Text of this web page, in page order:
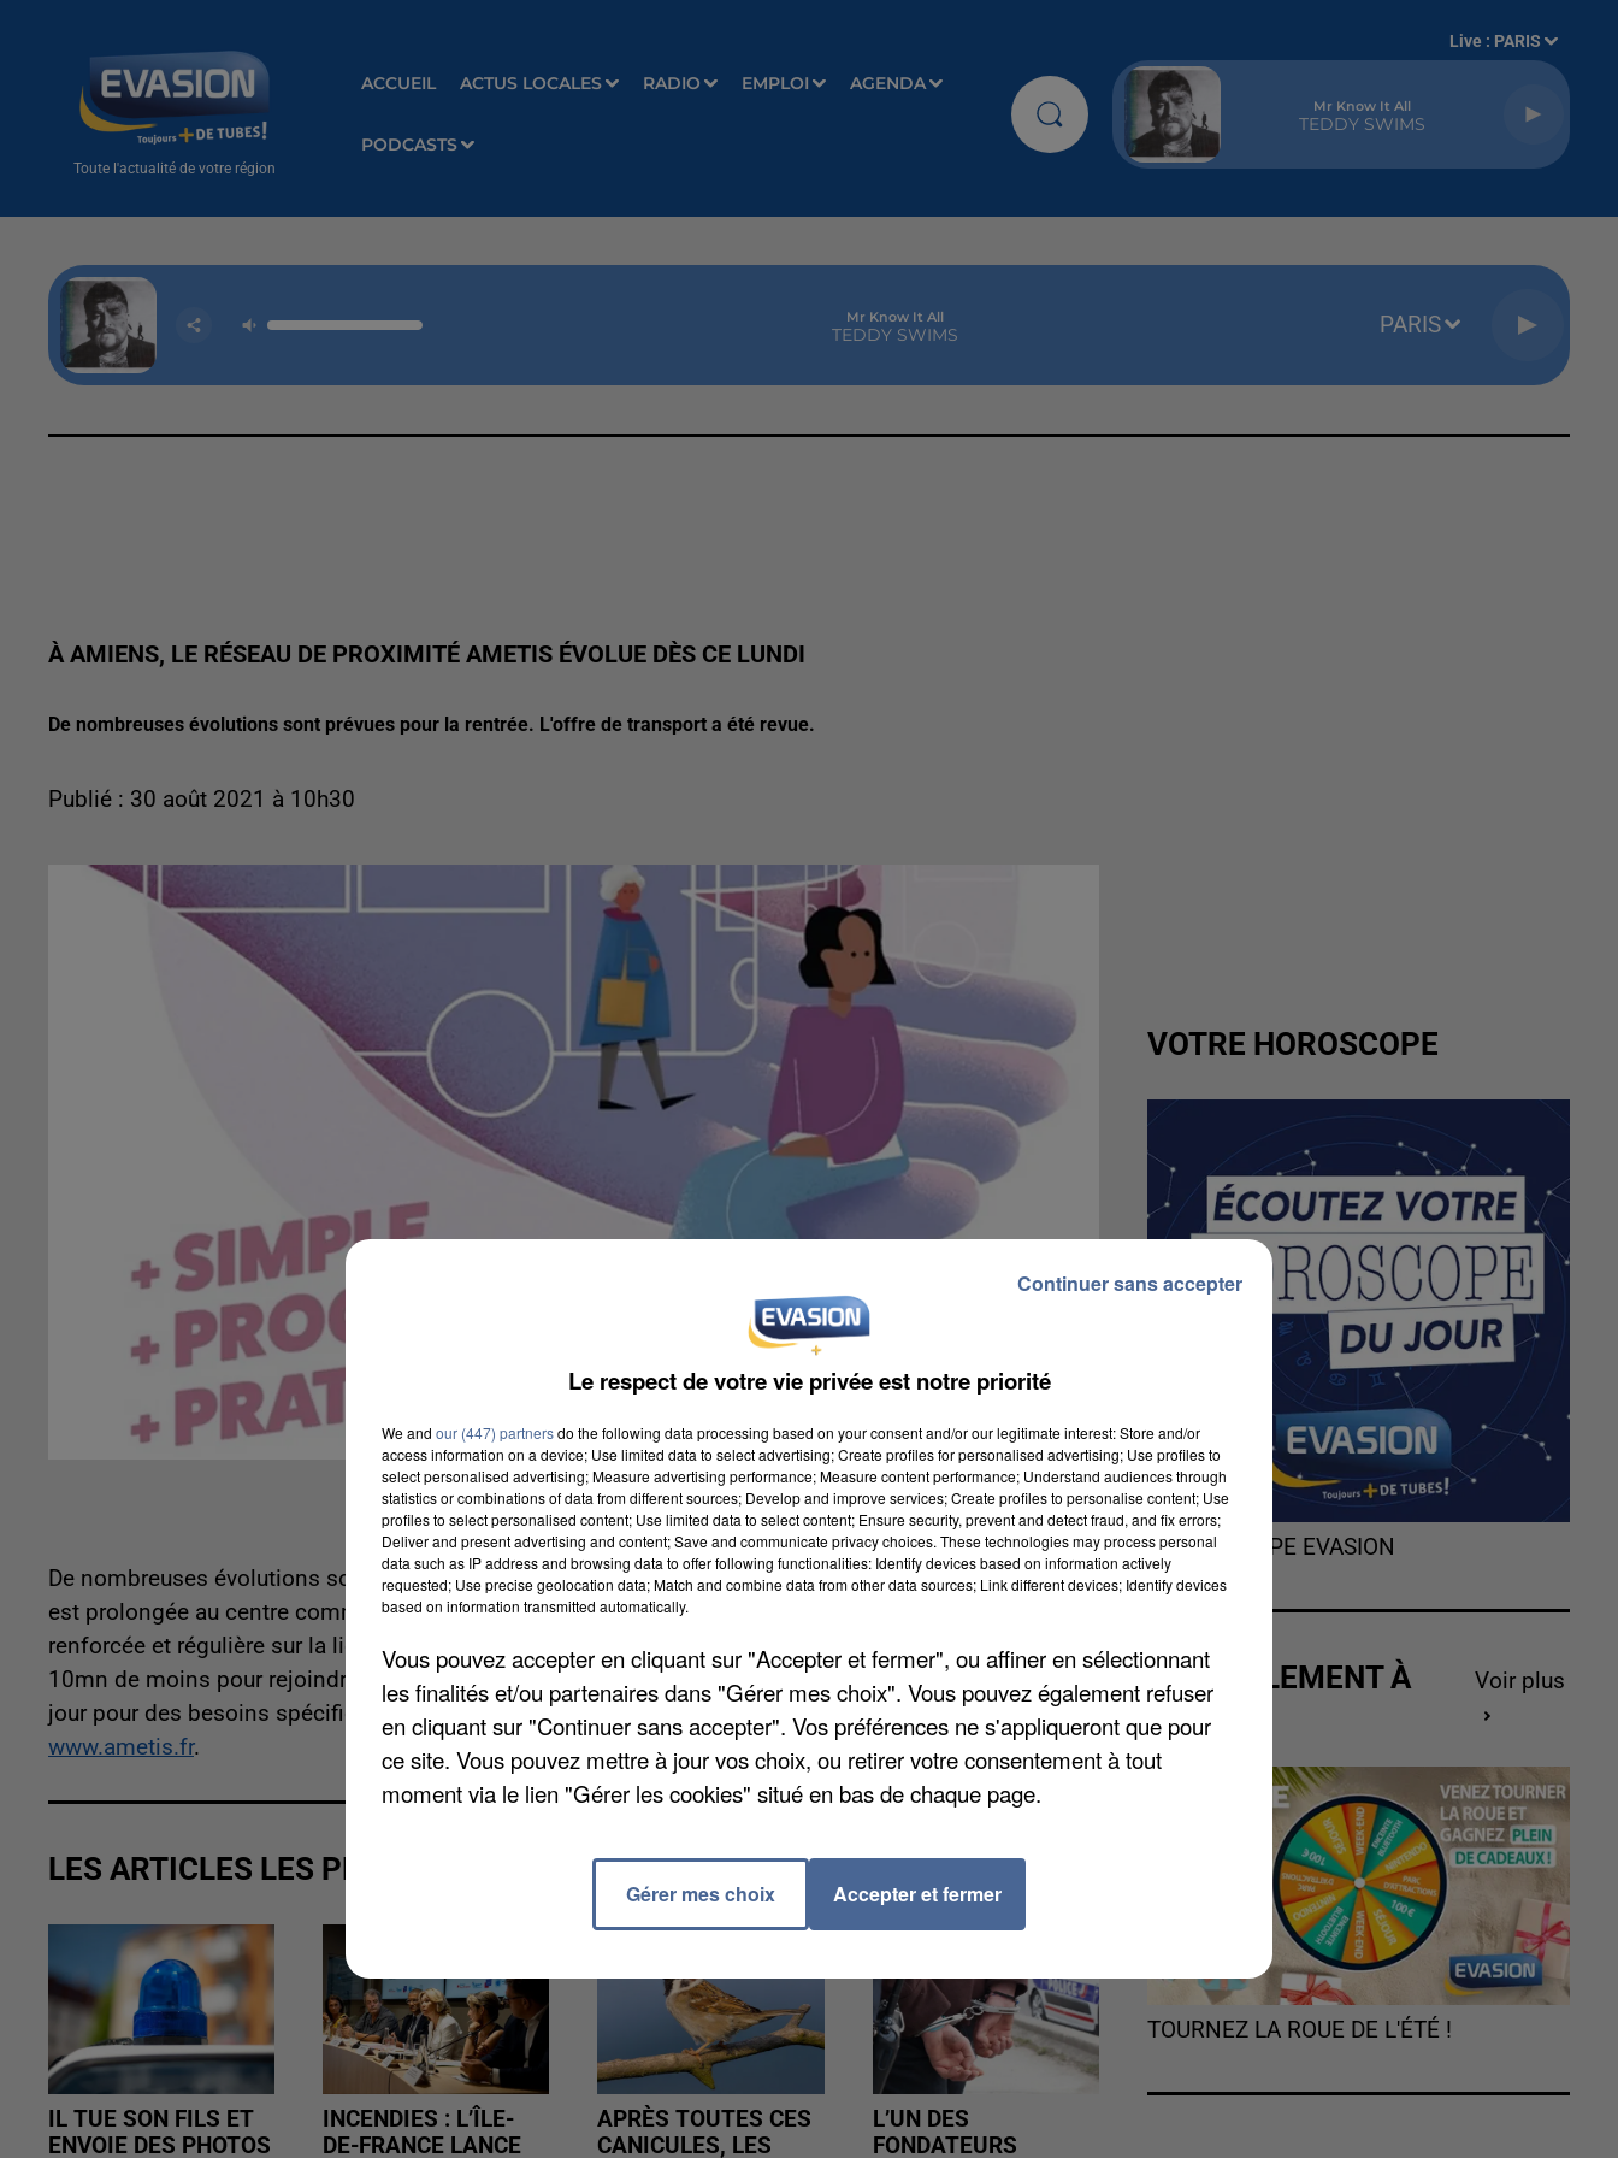
Toute l'actualité de votre région
ACCUEIL ACTUS LOCALES RADIO EMPLOI AGENDA
PODCASTS
Live : PARIS
Mr Know It All
TEDDY SWIMS
Mr Know It All
TEDDY SWIMS PARIS
À AMIENS, LE RÉSEAU DE PROXIMITÉ AMETIS ÉVOLUE DÈS CE LUNDI
De nombreuses évolutions sont prévues pour la rentrée. L'offre de transport a été revue.
Publié : 30 août 2021 à 10h30
De nombreuses évolutions sont prévues pour la rentrée. L'offre de transport a été revue. La ligne Liane
est prolongée au centre commercial nord via Saint-Ladre. Par ailleurs, la fréquence de passage est
renforcée et régulière sur la ligne 7. Des trajets plus directs sont prévus, comme la ligne 9 qui mettra
10mn de moins pour rejoindre le centre-ville d'Amiens. Et ça n'est pas tout : des navettes vont voir le
jour pour des besoins spécifiques, et du transport à la demande est prévu. Plus d'infos sur
www.ametis.fr.
LES ARTICLES LES PLUS VUS
IL TUE SON FILS ET
ENVOIE DES PHOTOS
INCENDIES : L’ÎLE-
DE-FRANCE LANCE
APRÈS TOUTES CES
CANICULES, LES
L’UN DES
FONDATEURS
VOTRE HOROSCOPE
L'HOROSCOPE EVASION
ACTUELLEMENT À
GAGNER
Voir plus
TOURNEZ LA ROUE DE L'ÉTÉ !
Le respect de votre vie privée est notre priorité
We and our (447) partnersdo the following data processing based on your consent and/or our legitimate interest: Store and/or
access information on a device; Use limited data to select advertising; Create profiles for personalised advertising; Use profiles to
select personalised advertising; Measure advertising performance; Measure content performance; Understand audiences through
statistics or combinations of data from different sources; Develop and improve services; Create profiles to personalise content; Use
profiles to select personalised content; Use limited data to select content; Ensure security, prevent and detect fraud, and fix errors;
Deliver and present advertising and content; Save and communicate privacy choices. These technologies may process personal
data such as IP address and browsing data to offer following functionalities: Identify devices based on information actively
requested; Use precise geolocation data; Match and combine data from other data sources; Link different devices; Identify devices
based on information transmitted automatically.
Vous pouvez accepter en cliquant sur "Accepter et fermer", ou affiner en sélectionnant
les finalités et/ou partenaires dans "Gérer mes choix". Vous pouvez également refuser
en cliquant sur "Continuer sans accepter". Vos préférences ne s'appliqueront que pour
ce site. Vous pouvez mettre à jour vos choix, ou retirer votre consentement à tout
moment via le lien "Gérer les cookies" situé en bas de chaque page.
Gérer mes choix Accepter et fermer
Continuer sans accepter